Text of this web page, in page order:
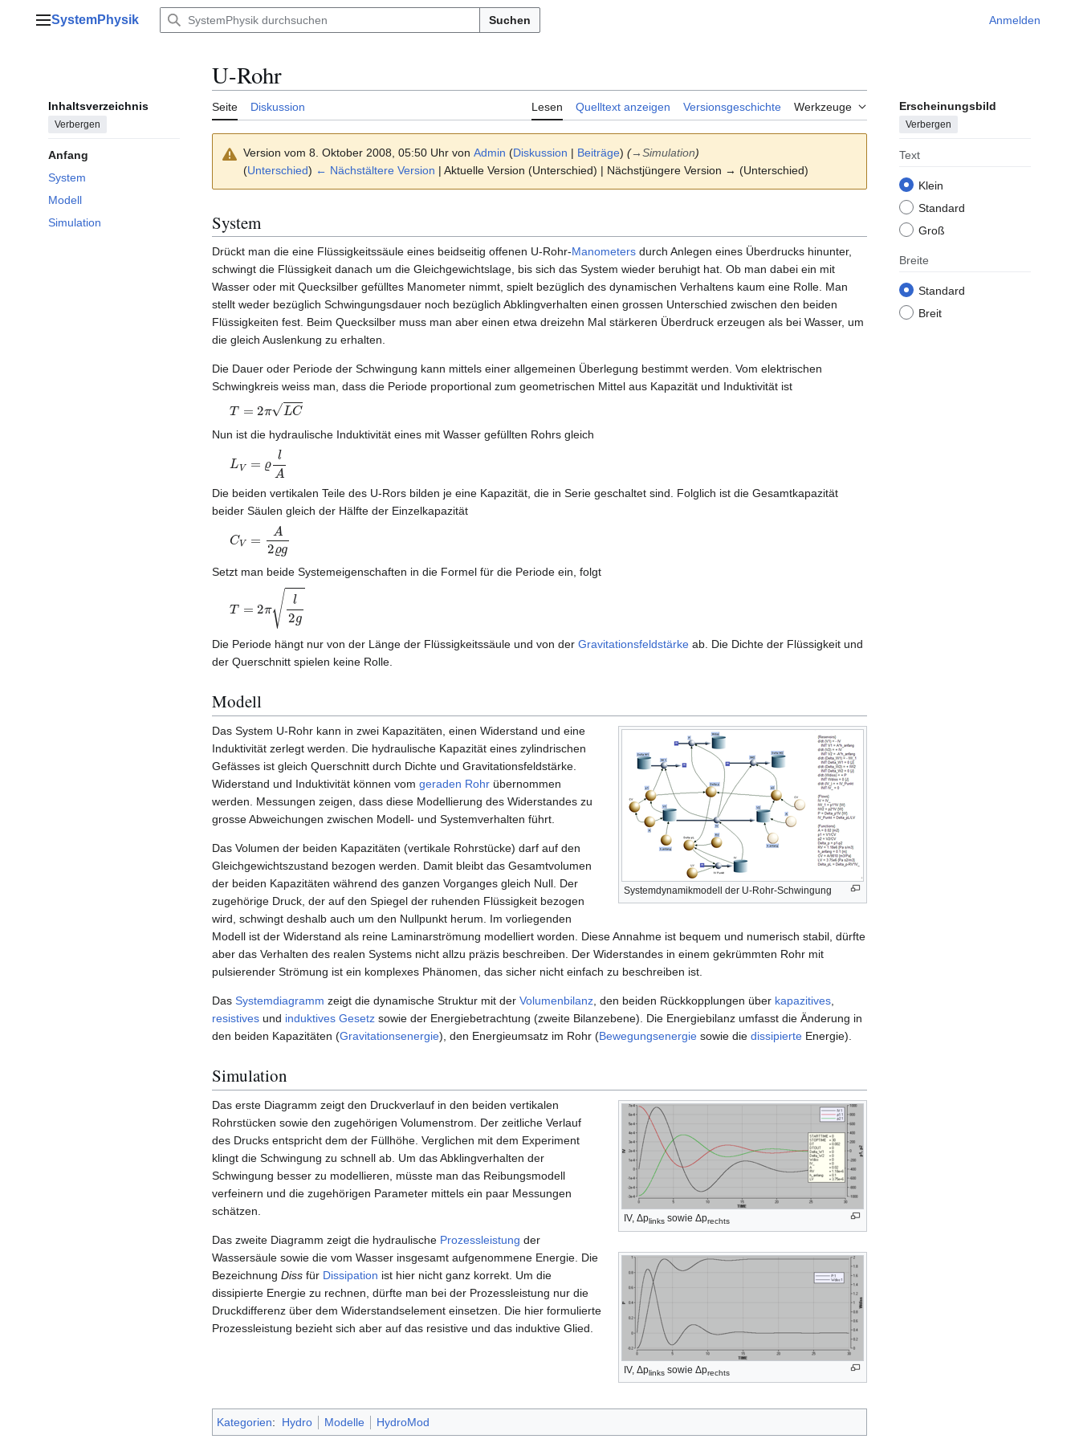
Hauptmenü
SystemPhysik Suchen Anmelden
Inhaltsverzeichnis
Verbergen
Anfang
System
Modell
Simulation
U-Rohr
Seite Diskussion Lesen Quelltext anzeigen Versionsgeschichte Werkzeuge Erscheinungsbild
Verbergen
Text
Klein
Standard
Groß
Breite
Standard
Breit
Version vom 8. Oktober 2008, 05:50 Uhr von Admin (Diskussion | Beiträge) (→Simulation)
(Unterschied) ← Nächstältere Version | Aktuelle Version (Unterschied) | Nächstjüngere Version → (Unterschied)
System
Drückt man die eine Flüssigkeitssäule eines beidseitig offenen U-Rohr-Manometers durch Anlegen eines Überdrucks hinunter,
schwingt die Flüssigkeit danach um die Gleichgewichtslage, bis sich das System wieder beruhigt hat. Ob man dabei ein mit
Wasser oder mit Quecksilber gefülltes Manometer nimmt, spielt bezüglich des dynamischen Verhaltens kaum eine Rolle. Man
stellt weder bezüglich Schwingungsdauer noch bezüglich Abklingverhalten einen grossen Unterschied zwischen den beiden
Flüssigkeiten fest. Beim Quecksilber muss man aber einen etwa dreizehn Mal stärkeren Überdruck erzeugen als bei Wasser, um
die gleich Auslenkung zu erhalten.
Die Dauer oder Periode der Schwingung kann mittels einer allgemeinen Überlegung bestimmt werden. Vom elektrischen
Schwingkreis weiss man, dass die Periode proportional zum geometrischen Mittel aus Kapazität und Induktivität ist
T= π C
Nun ist die hydraulische Induktivität eines mit Wasser gefüllten Rohrs gleich
LV
Die beiden vertikalen Teile des U-Rors bilden je eine Kapazität, die in Serie geschaltet sind. Folglich ist die Gesamtkapazität
beider Säulen gleich der Hälfte der Einzelkapazität
CV ϱg
Setzt man beide Systemeigenschaften in die Formel für die Periode ein, folgt
T= π
Die Periode hängt nur von der Länge der Flüssigkeitssäule und von der Gravitationsfeldstärke ab. Die Dichte der Flüssigkeit und
der Querschnitt spielen keine Rolle.
Modell
Systemdynamikmodell der U-Rohr-Schwingung
Das System U-Rohr kann in zwei Kapazitäten, einen Widerstand und eine
Induktivität zerlegt werden. Die hydraulische Kapazität eines zylindrischen
Gefässes ist gleich Querschnitt durch Dichte und Gravitationsfeldstärke.
Widerstand und Induktivität können vom geraden Rohr übernommen
werden. Messungen zeigen, dass diese Modellierung des Widerstandes zu
grosse Abweichungen zwischen Modell- und Systemverhalten führt.
Das Volumen der beiden Kapazitäten (vertikale Rohrstücke) darf auf den
Gleichgewichtszustand bezogen werden. Damit bleibt das Gesamtvolumen
der beiden Kapazitäten während des ganzen Vorganges gleich Null. Der
zugehörige Druck, der auf den Spiegel der ruhenden Flüssigkeit bezogen
wird, schwingt deshalb auch um den Nullpunkt herum. Im vorliegenden
Modell ist der Widerstand als reine Laminarströmung modelliert worden. Diese Annahme ist bequem und numerisch stabil, dürfte
aber das Verhalten des realen Systems nicht allzu präzis beschreiben. Der Widerstandes in einem gekrümmten Rohr mit
pulsierender Strömung ist ein komplexes Phänomen, das sicher nicht einfach zu beschreiben ist.
Das Systemdiagramm zeigt die dynamische Struktur mit der Volumenbilanz , den beiden Rückkopplungen über kapazitives
resistives und induktives Gesetz sowie der Energiebetrachtung (zweite Bilanzebene). Die Energiebilanz umfasst die Änderung in
den beiden Kapazitäten (Gravitationsenergie), den Energieumsatz im Rohr (Bewegungsenergie sowie die dissipierte Energie).
Simulation
IV, Δplinks sowie Δprechts
Das erste Diagramm zeigt den Druckverlauf in den beiden vertikalen
Rohrstücken sowie den zugehörigen Volumenstrom. Der zeitliche Verlauf
des Drucks entspricht dem der Füllhöhe. Verglichen mit dem Experiment
klingt die Schwingung zu schnell ab. Um das Abklingverhalten der
Schwingung besser zu modellieren, müsste man das Reibungsmodell
verfeinern und die zugehörigen Parameter mittels ein paar Messungen
schätzen.
IV, Δplinks sowie Δprechts
Das zweite Diagramm zeigt die hydraulische Prozessleistung der
Wassersäule sowie die vom Wasser insgesamt aufgenommene Energie. Die
Bezeichnung Diss für Dissipation ist hier nicht ganz korrekt. Um die
dissipierte Energie zu rechnen, dürfte man bei der Prozessleistung nur die
Druckdifferenz über dem Widerstandselement einsetzen. Die hier formulierte
Prozessleistung bezieht sich aber auf das resistive und das induktive Glied.
Kategorien: Hydro Modelle HydroMod